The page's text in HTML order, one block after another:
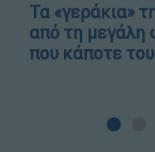
Τα «γεράκια»
από τη μεγάλη
που κάποτε